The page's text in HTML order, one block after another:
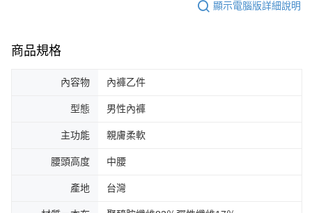
顯示電腦版詳細說明
商品規格
內容物 內褲乙件
型態 男性內褲
主功能 親膚柔軟
腰頭高度 中腰
產地 台灣